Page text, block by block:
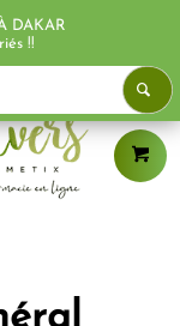
DAKAR
!!